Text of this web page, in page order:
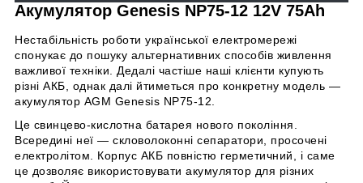
Акумулятор Genesis NP75-12 12V 75Ah
Нестабільність роботи української електромережі
спонукає до пошуку альтернативних способів живлення
важливої техніки. Дедалі частіше наші клієнти купують
різні АКБ, однак далі йтиметься про конкретну модель —
акумулятор AGM Genesis NP75-12.
Це свинцево-кислотна батарея нового покоління.
Всередині неї — скловолоконні сепаратори, просочені
електролітом. Корпус АКБ повністю герметичний, і саме
це дозволяє використовувати акумулятор для різних